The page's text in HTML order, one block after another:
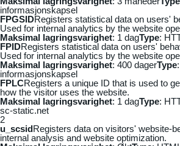
informasjonskapsel
FPGSIDRegisters statistical data on users'
Used for internal analytics by the website
Maksimal lagringsvarighet: 1 dagType:
FPIDRegisters statistical data on users'
Used for internal analytics by the website
Maksimal lagringsvarighet: 400 dagerType
informasjonskapsel
FPLCRegisters a unique ID that is used to
how the visitor uses the website.
Maksimal lagringsvarighet: 1 dagType:
sc-static.net
2
u_scsidRegisters data on visitors' website-
internal analysis and website optimization.